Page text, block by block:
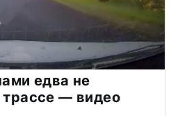
едва не
трассе — видео